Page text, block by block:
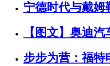
宁德时代与戴姆
【图文】奥迪
步步为营：福特